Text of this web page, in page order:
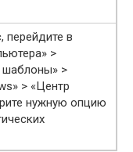
перейдите в
>
шаблоны» >
> «Центр
нужную опцию